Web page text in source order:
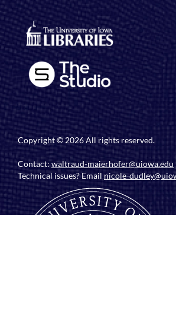
Copyright © 2026 All rights reserved.
Contact:waltraud-maierhofer@uiowa.edu
Technical issues? Email nicole-